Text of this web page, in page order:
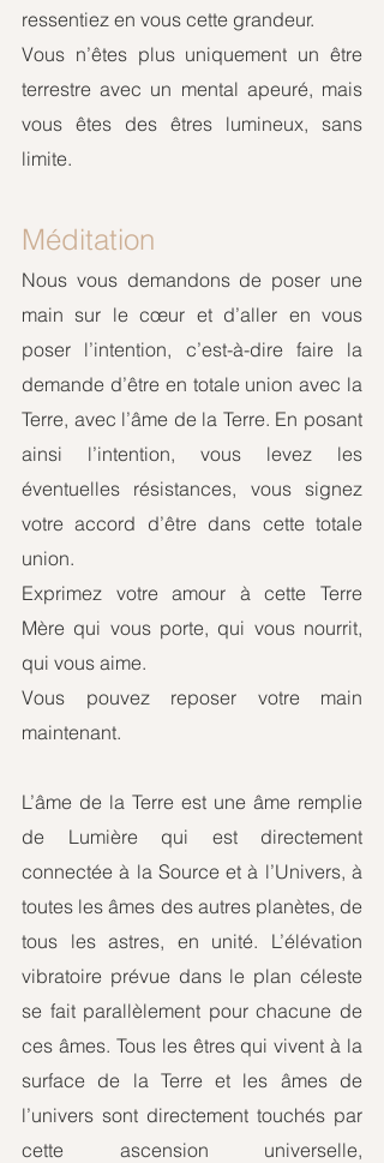
ressentiez en vous cette grandeur.
Vous n’êtes plus uniquement un être
terrestre avec un mental apeuré, mais
vous êtes des êtres lumineux, sans
limite.
Méditation
Nous vous demandons de poser une
main sur le cœur et d’aller en vous
poser l’intention, c’est-à-dire faire la
demande d’être en totale union avec la
Terre, avec l’âme de la Terre. En posant
ainsi l’intention, vous levez les
éventuelles résistances, vous signez
votre accord d’être dans cette totale
union.
Exprimez votre amour à cette Terre
Mère qui vous porte, qui vous nourrit,
qui vous aime.
Vous pouvez reposer votre main
maintenant.
L’âme de la Terre est une âme remplie
de Lumière qui est directement
connectée à la Source et à l’Univers, à
toutes les âmes des autres planètes, de
tous les astres, en unité. L’élévation
vibratoire prévue dans le plan céleste
se fait parallèlement pour chacune de
ces âmes. Tous les êtres qui vivent à la
surface de la Terre et les âmes de
l’univers sont directement touchés par
cette ascension universelle,